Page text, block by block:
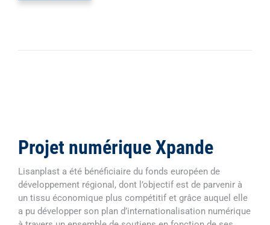
Projet numérique Xpande
Lisanplast a été bénéficiaire du fonds européen de
développement régional, dont l’objectif est de parvenir à
un tissu économique plus compétitif et grâce auquel elle
a pu développer son plan d’internationalisation numérique